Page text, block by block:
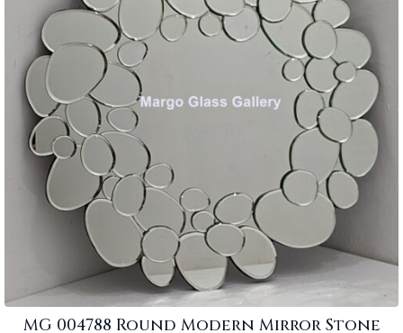
MG 004788 Round Modern Mirror Stone